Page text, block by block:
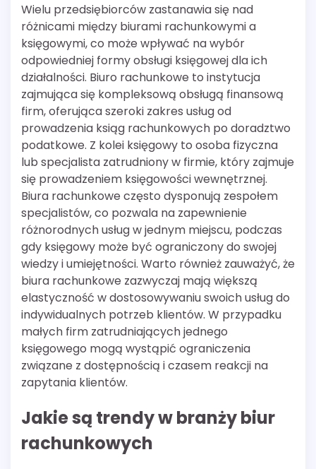
Wielu przedsiębiorców zastanawia się nad
różnicami między biurami rachunkowymi a
księgowymi, co może wpływać na wybór
odpowiedniej formy obsługi księgowej dla ich
działalności. Biuro rachunkowe to instytucja
zajmująca się kompleksową obsługą finansową
firm, oferująca szeroki zakres usług od
prowadzenia ksiąg rachunkowych po doradztwo
podatkowe. Z kolei księgowy to osoba fizyczna
lub specjalista zatrudniony w firmie, który zajmuje
się prowadzeniem księgowości wewnętrznej.
Biura rachunkowe często dysponują zespołem
specjalistów, co pozwala na zapewnienie
różnorodnych usług w jednym miejscu, podczas
gdy księgowy może być ograniczony do swojej
wiedzy i umiejętności. Warto również zauważyć, że
biura rachunkowe zazwyczaj mają większą
elastyczność w dostosowywaniu swoich usług do
indywidualnych potrzeb klientów. W przypadku
małych firm zatrudniających jednego
księgowego mogą wystąpić ograniczenia
związane z dostępnością i czasem reakcji na
zapytania klientów.
Jakie są trendy w branży biur
rachunkowych